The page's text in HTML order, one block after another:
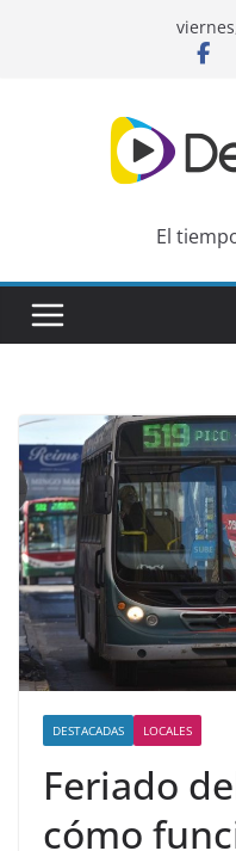
El
DESTACADAS LOCALES
Feriado
cómo